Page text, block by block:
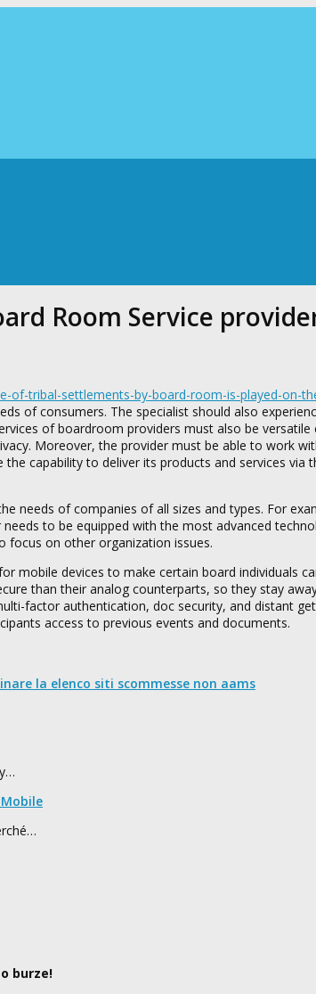
Room Service
of-tribal-settlements-by-board-room-is-played-on-
of consumers. The specialist should also
of boardroom providers must also be
Moreover, the provider must be able to work
capability to deliver its products and services via
needs of companies of all sizes and types. For
to be equipped with the most advanced
focus on other organization issues.
mobile devices to make certain board individuals
than their analog counterparts, so they stay
factor authentication, doc security, and distant
access to previous events and documents.
la elenco siti scommesse non aams
burze!